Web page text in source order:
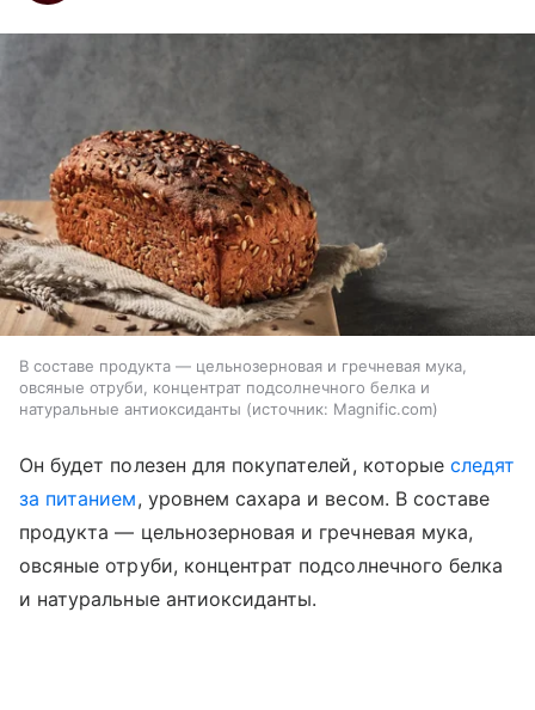
В составе продукта — цельнозерновая и гречневая мука,
овсяные отруби, концентрат подсолнечного белка и
натуральные антиоксиданты
источник: Magnific.com
Он будет полезен для покупателей, которыеследят
за питанием, уровнем сахара и весом. В составе
продукта — цельнозерновая и гречневая мука,
овсяные отруби, концентрат подсолнечного белка
и натуральные антиоксиданты.